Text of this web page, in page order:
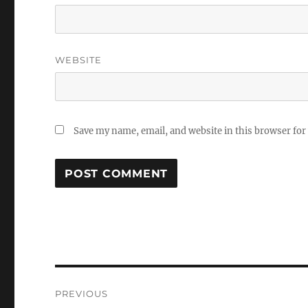
WEBSITE
Save my name, email, and website in this browser
PREVIOUS